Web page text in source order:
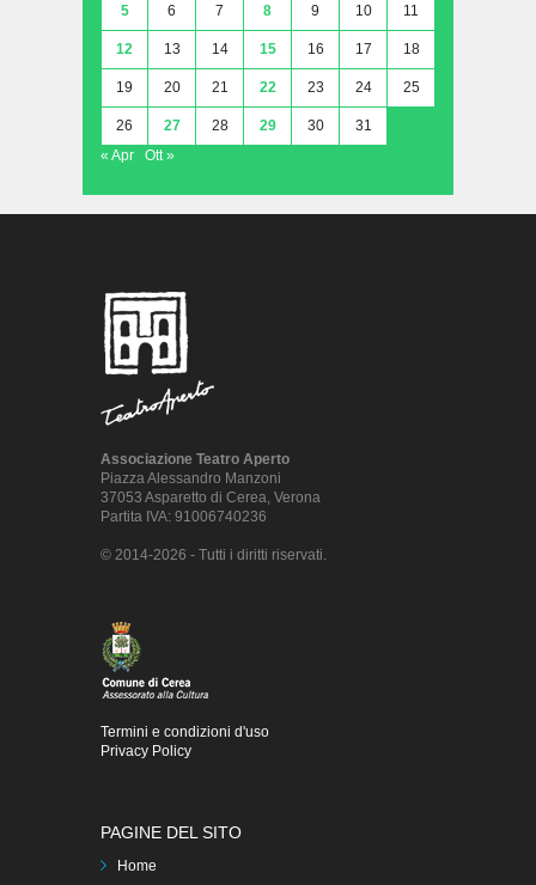
5 6 7 8 9 10 11
12 13 14 15 16 17 18
19 20 21 22 23 24 25
26 27 28 29 30
31
« Apr
Ott »
Associazione Teatro Aperto
Piazza Alessandro Manzoni
37053 Asparetto di Cerea, Verona
Partita IVA: 91006740236
© 2014-2026 - Tutti i diritti riservati.
Termini e condizioni d'uso
Privacy Policy
PAGINE DEL SITO
Home